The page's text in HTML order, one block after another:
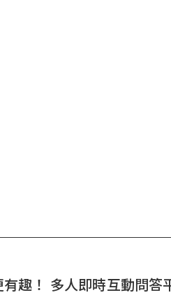
趣！ 多人即時互動問答